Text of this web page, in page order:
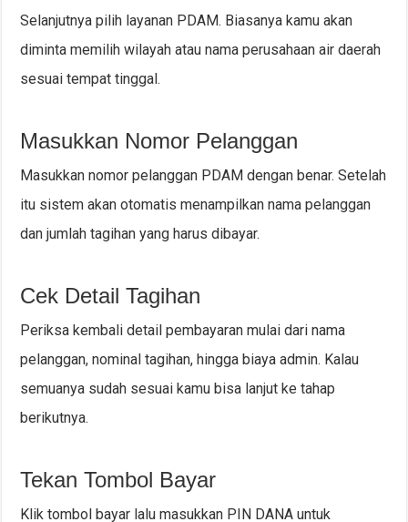
Selanjutnya pilih layanan PDAM. Biasanya kamu akan
diminta memilih wilayah atau nama perusahaan air daerah
sesuai tempat tinggal.
Masukkan Nomor Pelanggan
Masukkan nomor pelanggan PDAM dengan benar. Setelah
itu sistem akan otomatis menampilkan nama pelanggan
dan jumlah tagihan yang harus dibayar.
Cek Detail Tagihan
Periksa kembali detail pembayaran mulai dari nama
pelanggan, nominal tagihan, hingga biaya admin. Kalau
semuanya sudah sesuai kamu bisa lanjut ke tahap
berikutnya.
Tekan Tombol Bayar
Klik tombol bayar lalu masukkan PIN DANA untuk